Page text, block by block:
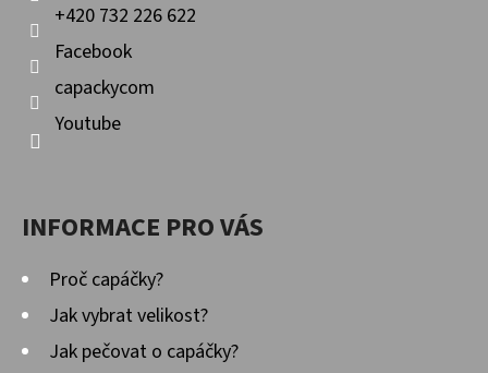
+420 732 226 622
Facebook
capackycom
Youtube
INFORMACE PRO VÁS
Proč capáčky?
Jak vybrat velikost?
Jak pečovat o capáčky?